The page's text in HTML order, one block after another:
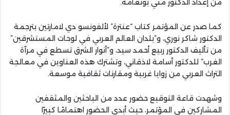
من إعداد الدكتور مني بونعامة.
كما صدر عن المؤتمر كتاب “عنترة” لألفونسو دي لامارتين بترجمة
الدكتور شاكر نوري، و”بلدان العالم العربي في لوحات المستشرقين”
من تأليف الدكتور ربيع أحمد سيد، و”أنوار الشرق تسطع في مرآة
الغرب” للدكتور أسامة لاذقاني، وتشترك هذه العناوين في معالجة
التراث العربي من زوايا غربية ومقارنات ثقافية موسعة.
وشهدت قاعة التوقيع حضور عدد من الباحثين والمثقفين
المشاركين في المؤتمر، حيث أبدى الحضور اهتمامًا كبيرًا